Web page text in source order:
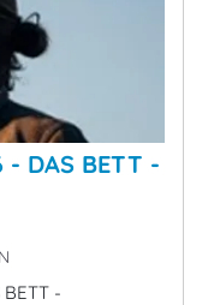
DAS BETT -
-